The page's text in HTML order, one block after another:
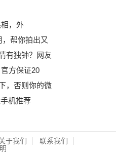
，外
帮你拍出又
有独钟？网友
方保证20
，否则你的微
机推荐
于我们
联系我们